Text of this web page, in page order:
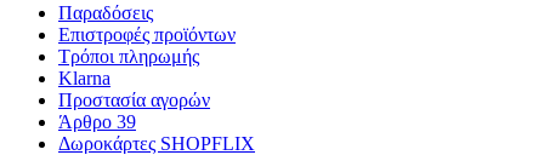
Παραδόσεις
Επιστροφές προϊόντων
Τρόποι πληρωμής
Klarna
Προστασία αγορών
Άρθρο 39
Δωροκάρτες SHOPFLIX